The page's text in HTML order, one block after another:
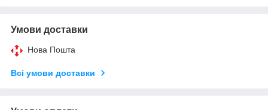
Умови доставки
Нова Пошта
Всі умови доставки